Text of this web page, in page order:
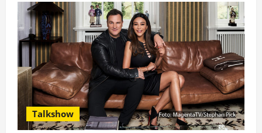
of
Wacken“
bei
RTL+:
Die
heilende
Kraft
des
Heavy
Metal
Talkshow